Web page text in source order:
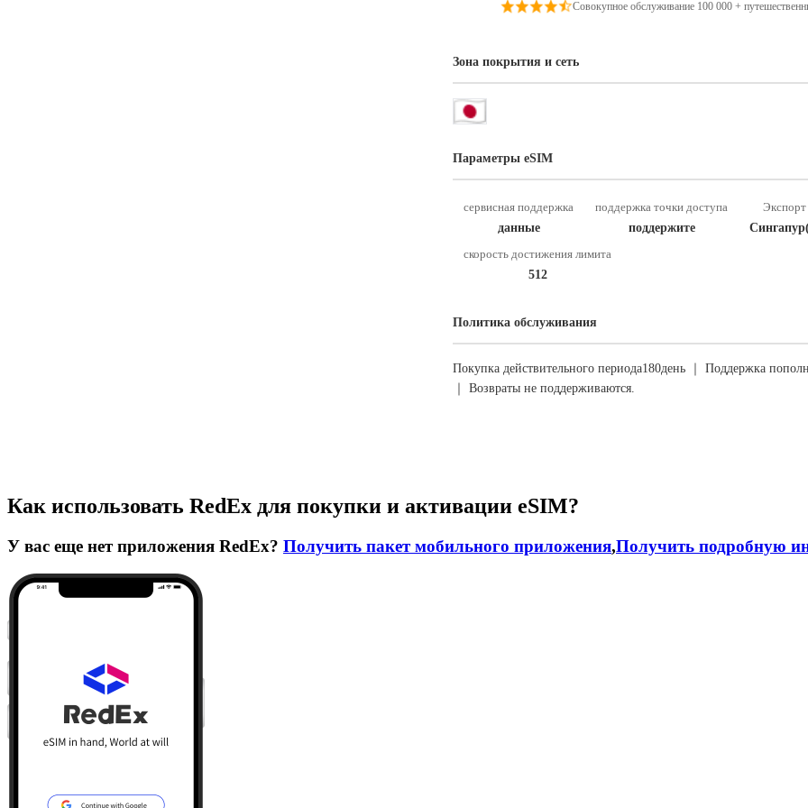
Совокупное обслуживание 100 000 +
Зона покрытия и сеть
Параметры eSIM
сервисная поддержка
данные
поддержка точки доступа
поддержите
Экспорт
скорость достижения лимита
512
Политика обслуживания
Покупка действительного периода180день ｜ Поддержка
｜ Возвраты не поддерживаются.
Как использовать RedEx для покупки и активации eSIM?
У вас еще нет приложения RedEx? Получить пакет мобильного приложения,Получить подробную